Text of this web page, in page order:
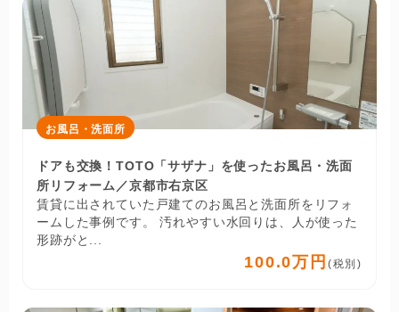
お風呂・洗面所
ドアも交換！TOTO「サザナ」を使ったお風呂・洗面
所リフォーム／京都市右京区
賃貸に出されていた戸建てのお風呂と洗面所をリフォ
ームした事例です。 汚れやすい水回りは、人が使った
形跡がと...
100.0万円 (税別)